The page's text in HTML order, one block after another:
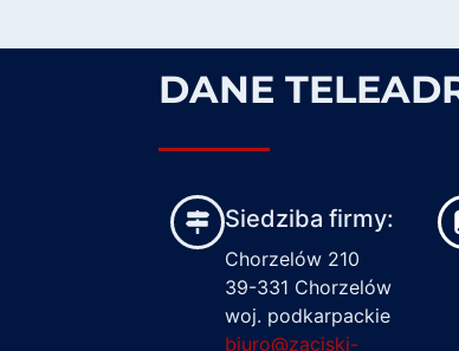
DANE
Siedziba firmy:
Chorzelów 210
39-331 Chorzelów
woj. podkarpackie
biuro@zaciski-